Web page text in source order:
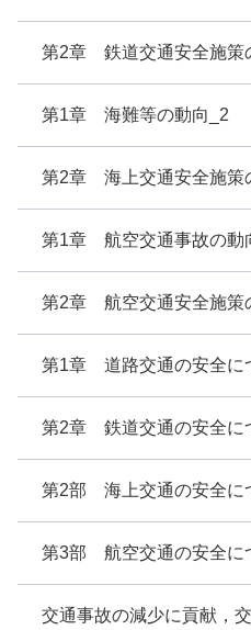
第2章 鉄道交通安全施策
第1章 海難等の動向_2
第2章 海上交通安全施策
第1章 航空交通事故の動
第2章 航空交通安全施策
第1章 道路交通の安全に
第2章 鉄道交通の安全に
第2部 海上交通の安全に
第3部 航空交通の安全に
交通事故の減少に貢献，